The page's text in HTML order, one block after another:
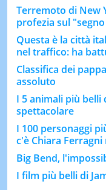
Terremoto di New
profezia sul
Questa è la città
nel traffico: ha
Classifica dei
assoluto
I 5 animali più belli
spettacolare
I 100 personaggi
c'è Chiara
Big Bend,
I film più belli di